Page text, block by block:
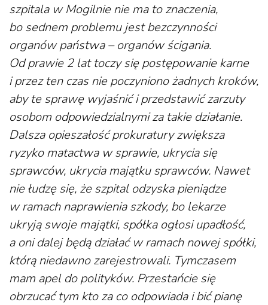
szpitala w Mogilnie nie ma to znaczenia,
bo sednem problemu jest bezczynności
organów państwa – organów ścigania.
Od prawie 2 lat toczy się postępowanie karne
i przez ten czas nie poczyniono żadnych kroków,
aby te sprawę wyjaśnić i przedstawić zarzuty
osobom odpowiedzialnymi za takie działanie.
Dalsza opieszałość prokuratury zwiększa
ryzyko matactwa w sprawie, ukrycia się
sprawców, ukrycia majątku sprawców. Nawet
nie łudzę się, że szpital odzyska pieniądze
w ramach naprawienia szkody, bo lekarze
ukryją swoje majątki, spółka ogłosi upadłość,
a oni dalej będą działać w ramach nowej spółki,
którą niedawno zarejestrowali. Tymczasem
mam apel do polityków. Przestańcie się
obrzucać tym kto za co odpowiada i bić pianę